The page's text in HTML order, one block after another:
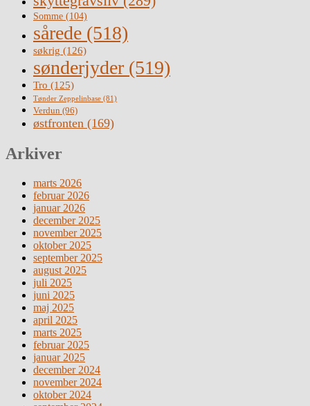
Somme (104)
sårede (518)
søkrig (126)
sønderjyder (519)
Tro (125)
Tønder Zeppelinbase (81)
Verdun (96)
østfronten (169)
Arkiver
marts 2026
februar 2026
januar 2026
december 2025
november 2025
oktober 2025
september 2025
august 2025
juli 2025
juni 2025
maj 2025
april 2025
marts 2025
februar 2025
januar 2025
december 2024
november 2024
oktober 2024